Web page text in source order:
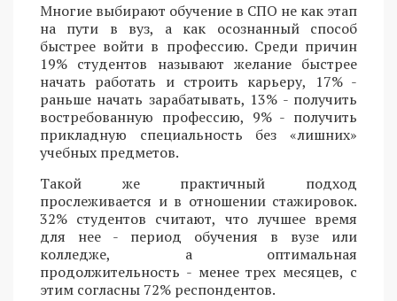
Многие выбирают обучение в СПО не как этап
на пути в вуз, а как осознанный способ
быстрее войти в профессию. Среди причин
19% студентов называют желание быстрее
начать работать и строить карьеру, 17% -
раньше начать зарабатывать, 13% - получить
востребованную профессию, 9% - получить
прикладную специальность без «лишних»
учебных предметов.
Такой же практичный подход
прослеживается и в отношении стажировок.
32% студентов считают, что лучшее время
для нее - период обучения в вузе или
колледже, а оптимальная
продолжительность - менее трех месяцев, с
этим согласны 72% респондентов.